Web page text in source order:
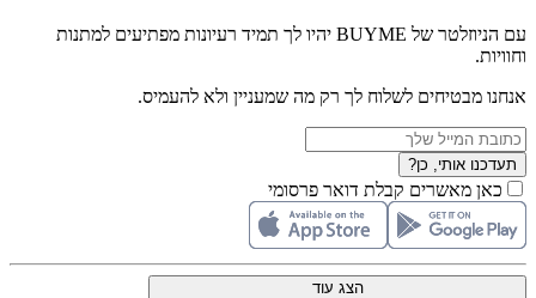
עם הניוזלטר של BUYME יהיו לך תמיד רעיונות מפתיעים למתנות
וחוויות.
אנחנו מבטיחים לשלוח לך רק מה שמעניין ולא להעמיס.
תעדכנו אותי, כן?
כאן מאשרים קבלת דואר פרסומי
הצג עוד